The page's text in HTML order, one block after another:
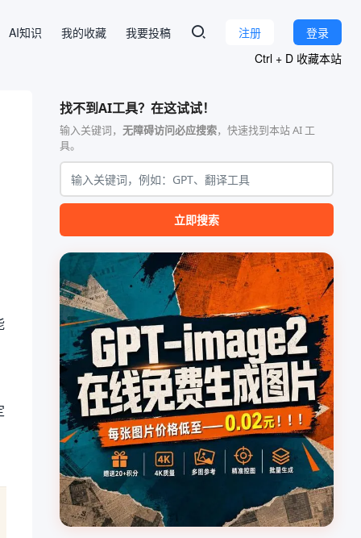
登录
注册
AI知识 我的收藏
我要投稿
Ctrl + D 收藏本站
找不到AI工具？在这试试！
输入关键词， 无障碍访问必应搜索，快速找到本站 AI 工
具。
立即搜索